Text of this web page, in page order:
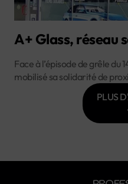
A+ Glass, réseau
Face à l’épisode de grêle du
mobilisé sa solidarité de
PLUS